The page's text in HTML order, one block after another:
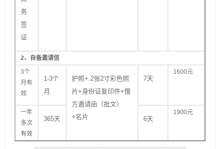
务
签
证
2、自备邀请信
3个
月有
效
1-3个
月
护照+.2张2寸彩色照
片+身份证复印件+俄
方邀请函（批文）
+名片
7天
1600元
一年
多次
有效
365天 6天
1900元